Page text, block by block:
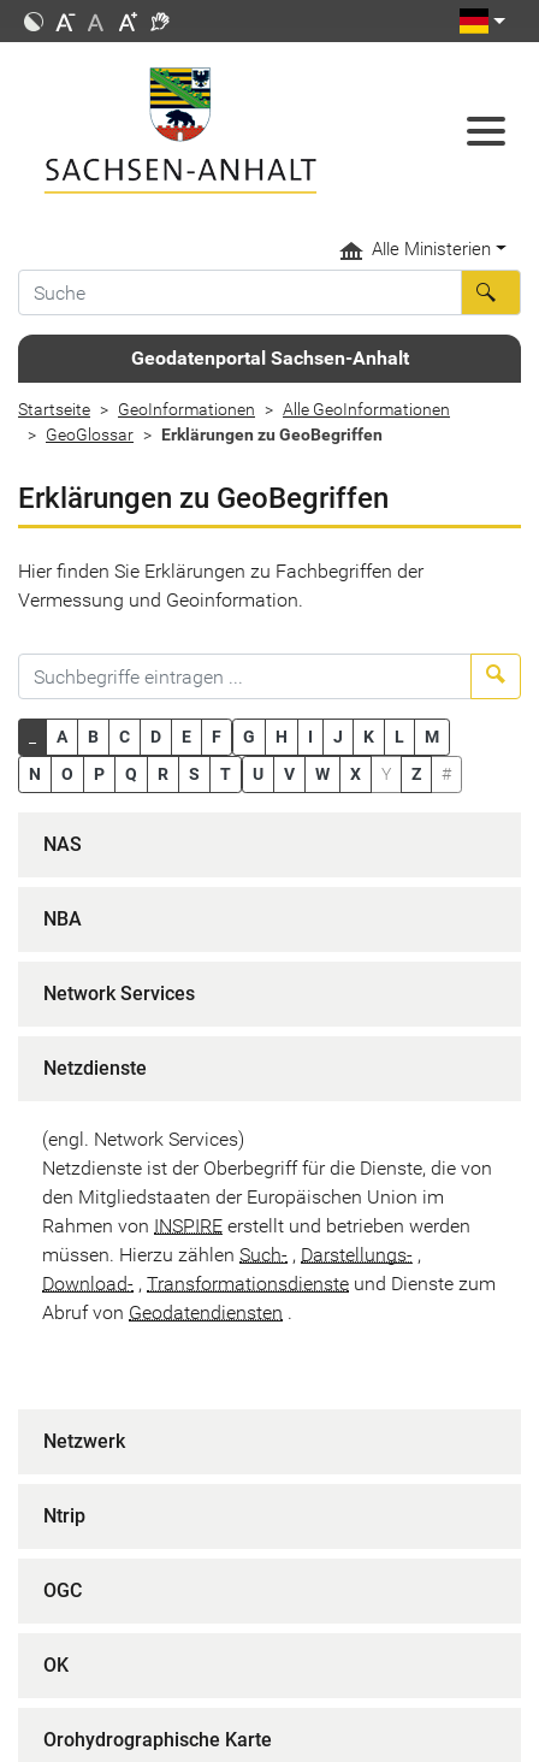
Alle Ministerien
Geodatenportal Sachsen-Anhalt
Startseite GeoInformationen
Alle GeoInformationen
GeoGlossar
Erklärungen zu GeoBegriffen
Erklärungen zu GeoBegriffen
Hier finden Sie Erklärungen zu Fachbegriffen der
Vermessung und Geoinformation.
A B C D E F G H I J K L
M
N
O P Q R S T U V W X Y Z #
NAS
NBA
Network Services
Netzdienste
(engl. Network Services)
Netzdienste ist der Oberbegriff für die Dienste, die von
den Mitgliedstaaten der Europäischen Union im
Rahmen von INSPIRE erstellt und betrieben werden
müssen. Hierzu zählen Such- , Darstellungs- ,
Download- , Transformationsdienste und Dienste zum
Abruf von Geodatendiensten .
Netzwerk
Ntrip
OGC
OK
Orohydrographische Karte